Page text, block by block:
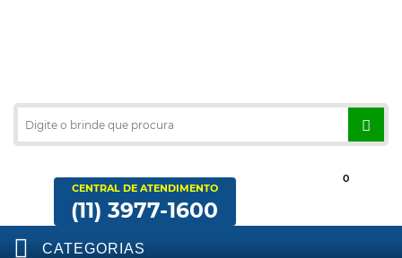
CENTRAL DE ATENDIMENTO
(11) 3977-1600
0
CATEGORIAS